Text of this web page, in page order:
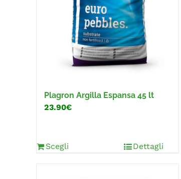
Plagron Argilla Espansa 45 lt
23.90€
Scegli Dettagli